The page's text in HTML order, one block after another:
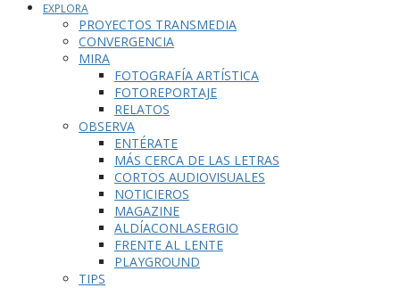
EXPLORA
PROYECTOS TRANSMEDIA
CONVERGENCIA
MIRA
FOTOGRAFÍA ARTÍSTICA
FOTOREPORTAJE
RELATOS
OBSERVA
ENTÉRATE
MÁS CERCA DE LAS LETRAS
CORTOS AUDIOVISUALES
NOTICIEROS
MAGAZINE
ALDÍACONLASERGIO
FRENTE AL LENTE
PLAYGROUND
TIPS